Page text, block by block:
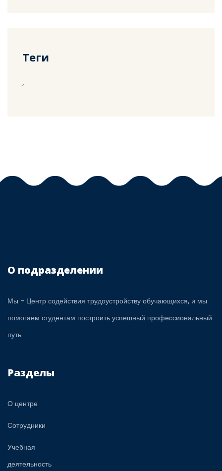
Теги
,
О подразделении
Мы - Центр содействия трудоустройству обучающихся, и мы
помогаем студентам построить успешный профессиональный
путь
Разделы
О центре
Сотрудники
Учебная
деятельность